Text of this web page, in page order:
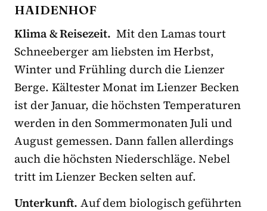
HAIDENHOF
Klima & Reisezeit. Mit den Lamas tourt
Schneeberger am liebsten im Herbst,
Winter und Frühling durch die Lienzer
Berge. Kältester Monat im Lienzer Becken
ist der Januar, die höchsten Temperaturen
werden in den Sommermonaten Juli und
August gemessen. Dann fallen allerdings
auch die höchsten Niederschläge. Nebel
tritt im Lienzer Becken selten auf.
Unterkunft. Auf dem biologisch geführten